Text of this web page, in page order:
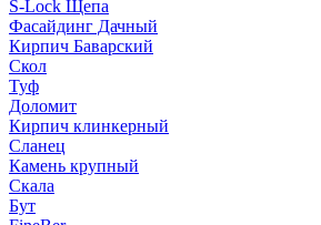
S-Lock Щепа
Фасайдинг Дачный
Кирпич Баварский
Скол
Туф
Доломит
Кирпич клинкерный
Сланец
Камень крупный
Скала
Бут